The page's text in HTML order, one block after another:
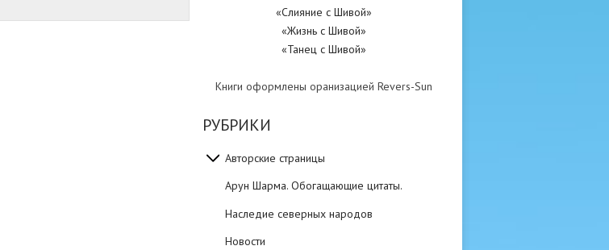
«Слияние с Шивой»
«Жизнь с Шивой»
«Танец с Шивой»
Книги оформлены оранизацией Revers-Sun
РУБРИКИ
Авторские страницы
Арун Шарма. Обогащающие цитаты.
Наследие северных народов
Новости